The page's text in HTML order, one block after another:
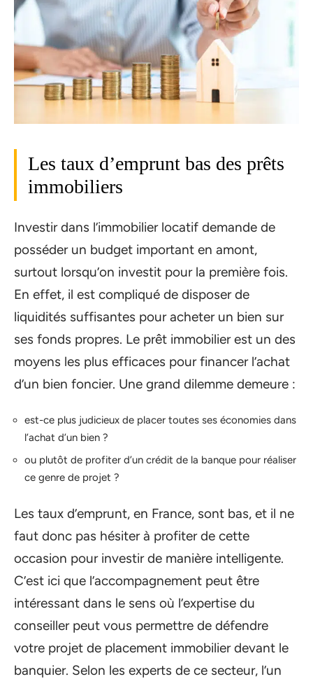
Les taux d’emprunt bas des prêts
immobiliers
Investir dans l’immobilier locatif demande de
posséder un budget important en amont,
surtout lorsqu’on investit pour la première fois.
En effet, il est compliqué de disposer de
liquidités suffisantes pour acheter un bien sur
ses fonds propres. Le prêt immobilier est un des
moyens les plus efficaces pour financer l’achat
d’un bien foncier. Une grand dilemme demeure :
est-ce plus judicieux de placer toutes ses économies dans
l’achat d’un bien ?
ou plutôt de profiter d’un crédit de la banque pour réaliser
ce genre de projet ?
Les taux d’emprunt, en France, sont bas, et il ne
faut donc pas hésiter à profiter de cette
occasion pour investir de manière intelligente.
C’est ici que l’accompagnement peut être
intéressant dans le sens où l’expertise du
conseiller peut vous permettre de défendre
votre projet de placement immobilier devant le
banquier. Selon les experts de ce secteur, l’un